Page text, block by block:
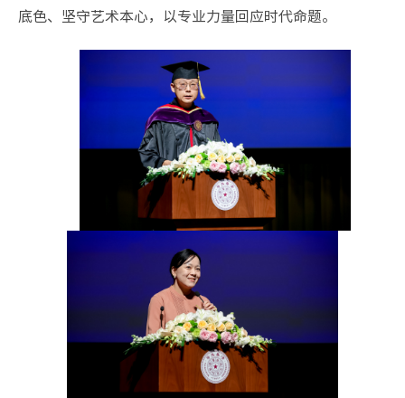
底色、坚守艺术本心，以专业力量回应时代命题。